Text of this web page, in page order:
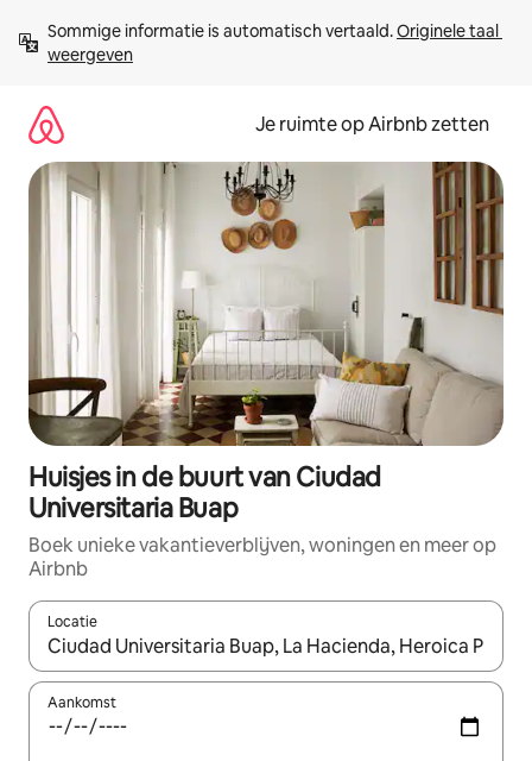
direct
naar
Sommige informatie is automatisch vertaald. Originele taal
weergeven
Je ruimte op Airbnb zetten
Huisjes in de buurt van Ciudad
Universitaria Buap
Boek unieke vakantieverblijven, woningen en meer op
Airbnb
Locatie
Wanneer er suggesties beschikbaar zijn, maak je een keuze
Aankomst